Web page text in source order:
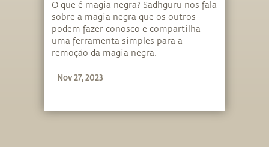
O que é magia negra? Sadhguru nos fala
sobre a magia negra que os outros
podem fazer conosco e compartilha
uma ferramenta simples para a
remoção da magia negra.
Nov 27, 2023